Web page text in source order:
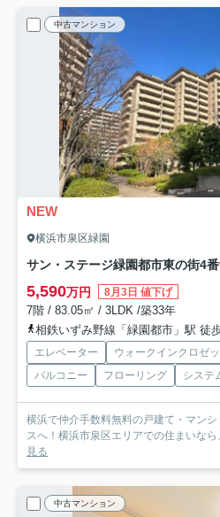
中古マンション
NEW
横浜市泉区緑園
5,590万円 8月3日 値下げ
7階 / 83.05㎡ / 3LDK /築33年
相鉄いずみ野線「緑園都市」駅 徒
エレベーター ウォークインクロゼッ
バルコニー
フローリング システ
横浜で仲介手数料無料の戸建て・マン
スへ！横浜市泉区エリアでの住まいな
見る
中古マンション